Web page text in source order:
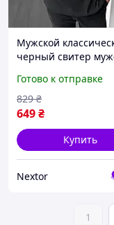
Мужской
черный свитер
Черная Nextor
класичний чорний
чоловіча Кофта
Готово к отправке
649₴
829 ₴
Купить
Nextor
1